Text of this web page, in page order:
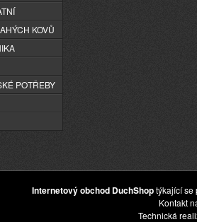
KOVŮ
POTŘEBY
Internetový obchod DuchShoptýkající se
Kontakt
Technická